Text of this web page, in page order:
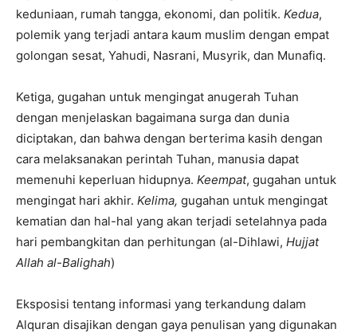
keduniaan, rumah tangga, ekonomi, dan politik. Kedua,
polemik yang terjadi antara kaum muslim dengan empat
golongan sesat, Yahudi, Nasrani, Musyrik, dan Munafiq.
Ketiga, gugahan untuk mengingat anugerah Tuhan
dengan menjelaskan bagaimana surga dan dunia
diciptakan, dan bahwa dengan berterima kasih dengan
cara melaksanakan perintah Tuhan, manusia dapat
memenuhi keperluan hidupnya. Keempat, gugahan untuk
mengingat hari akhir. Kelima, gugahan untuk mengingat
kematian dan hal-hal yang akan terjadi setelahnya pada
hari pembangkitan dan perhitungan (al-Dihlawi, Hujjat
Allah al-Balighah)
Eksposisi tentang informasi yang terkandung dalam
Alquran disajikan dengan gaya penulisan yang digunakan